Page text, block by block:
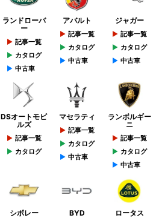
ランドローバ
ー
記事一覧
カタログ
中古車
アバルト
記事一覧
カタログ
中古車
ジャガー
記事一覧
カタログ
中古車
DSオートモビ
ルズ
記事一覧
カタログ
マセラティ
記事一覧
カタログ
中古車
ランボルギー
ニ
記事一覧
カタログ
中古車
シボレー BYD ロータス